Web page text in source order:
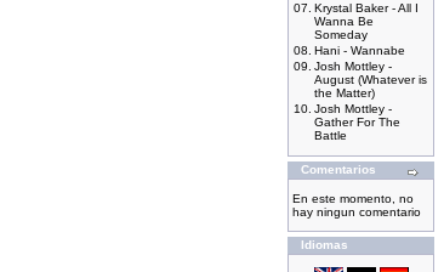
07. Krystal Baker - All I
Wanna Be
Someday
08. Hani - Wannabe
09. Josh Mottley -
August (Whatever is
the Matter)
10. Josh Mottley -
Gather For The
Battle
Comentarios
En este momento, no
hay ningun comentario
Idiomas